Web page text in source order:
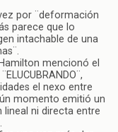
por ¨deformación
parece que lo
intachable de una
mencionó el
el nexo entre
momento emitió un
lineal ni directa entre